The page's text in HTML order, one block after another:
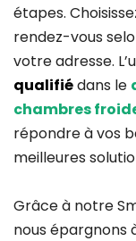
étapes.
rendez-vous
votre adresse.
qualifiédans le
chambres
répondre à vos
meilleures
Grâce à notre
nous épargnons